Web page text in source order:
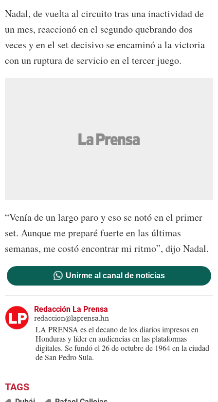
Nadal, de vuelta al circuito tras una inactividad de
un mes, reaccionó en el segundo quebrando dos
veces y en el set decisivo se encaminó a la victoria
con un ruptura de servicio en el tercer juego.
“Venía de un largo paro y eso se notó en el primer
set. Aunque me preparé fuerte en las últimas
semanas, me costó encontrar mi ritmo”, dijo Nadal.
Unirme al canal de noticias
Redacción La Prensa
redaccion@laprensa.hn
LA PRENSA es el decano de los diarios impresos en
Honduras y líder en audiencias en las plataformas
digitales. Se fundó el 26 de octubre de 1964 en la ciudad
de San Pedro Sula.